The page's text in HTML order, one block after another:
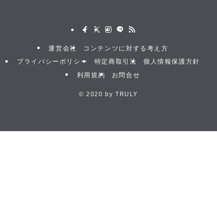
運営会社
コンテンツに対する考え方
プライバシーポリシー
特定商取引法
個人情報保護方針
利用規約
お問合せ
© 2020 by TRULY